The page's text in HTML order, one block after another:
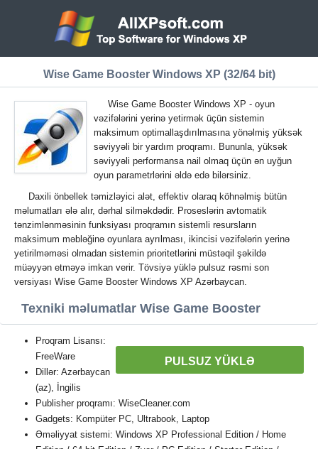
Wise Game Booster Windows XP (32/64 bit)
Wise Game Booster Windows XP - oyun
vəzifələrini yerinə yetirmək üçün sistemin
maksimum optimallaşdırılmasına yönəlmiş yüksək
səviyyəli bir yardım proqramı. Bununla, yüksək
səviyyəli performansa nail olmaq üçün ən uyğun
oyun parametrlərini əldə edə bilərsiniz.
Daxili önbellek təmizləyici alət, effektiv olaraq köhnəlmiş bütün
məlumatları ələ alır, dərhal silməkdədir. Proseslərin avtomatik
tənzimlənməsinin funksiyası proqramın sistemli resursların
maksimum məbləğinə oyunlara ayrılması, ikincisi vəzifələrin yerinə
yetirilməməsi olmadan sistemin prioritetlərini müstəqil şəkildə
müəyyən etməyə imkan verir. Tövsiyə yüklə pulsuz rəsmi son
versiyası Wise Game Booster Windows XP Azərbaycan.
Texniki məlumatlar Wise Game Booster
PULSUZ YÜKLƏ
Proqram Lisansı:
FreeWare
Dillər: Azərbaycan
(az), İngilis
Publisher proqramı: WiseCleaner.com
Gadgets: Kompüter PC, Ultrabook, Laptop
Əməliyyat sistemi: Windows XP Professional Edition / Home